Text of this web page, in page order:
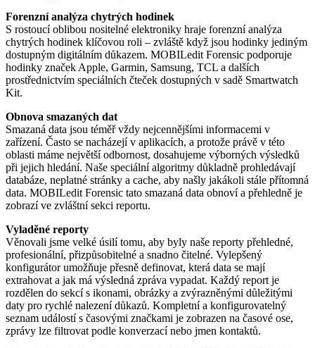
Forenzní analýza chytrých hodinek
S rostoucí oblibou nositelné elektroniky hraje forenzní analýza
chytrých hodinek klíčovou roli – zvláště když jsou hodinky jediným
dostupným digitálním důkazem. MOBILedit Forensic podporuje
hodinky značek Apple, Garmin, Samsung, TCL a dalších
prostřednictvím speciálních čteček dostupných v sadě Smartwatch
Kit.
Obnova smazaných dat
Smazaná data jsou téměř vždy nejcennějšími informacemi v
zařízení. Často se nacházejí v aplikacích, a protože právě v této
oblasti máme největší odbornost, dosahujeme výborných výsledků
při jejich hledání. Naše speciální algoritmy důkladně prohledávají
databáze, neplatné stránky a cache, aby našly jakákoli stále přítomná
data. MOBILedit Forensic tato smazaná data obnoví a přehledně je
zobrazí ve zvláštní sekci reportu.
Vyladěné reporty
Věnovali jsme velké úsilí tomu, aby byly naše reporty přehledné,
profesionální, přizpůsobitelné a snadno čitelné. Vylepšený
konfigurátor umožňuje přesně definovat, která data se mají
extrahovat a jak má výsledná zpráva vypadat. Každý report je
rozdělen do sekcí s ikonami, obrázky a zvýrazněnými důležitými
daty pro rychlé nalezení důkazů. Kompletní a konfigurovatelný
seznam událostí s časovými značkami je zobrazen na časové ose,
zprávy lze filtrovat podle konverzací nebo jmen kontaktů.